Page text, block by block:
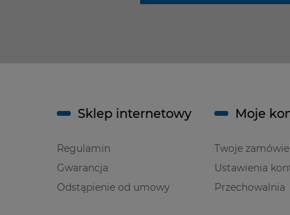
Sklep internetowy
Regulamin
Gwarancja
Odstąpienie od umowy
Moje
Twoje
Ustawienia
Przechowalnia